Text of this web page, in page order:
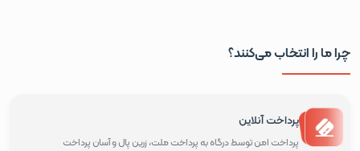
چرا ما را انتخاب می‌کنند؟
پرداخت آنلاین
پرداخت امن توسط درگاه به پرداخت ملت، زرین پال و آسان پرداخت